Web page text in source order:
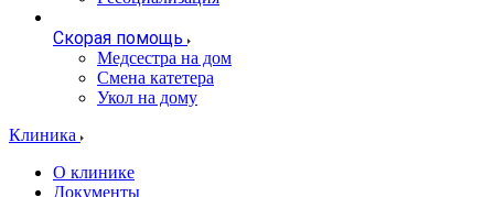
Скорая помощь
Медсестра на дом
Смена катетера
Укол на дому
Клиника
О клинике
Документы